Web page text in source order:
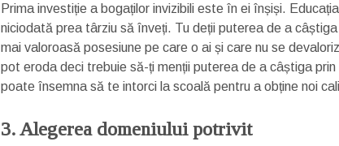
Prima investiție a bogaților invizibili este în ei înșiși.
niciodată prea târziu să înveți. Tu deții puterea de a
mai valoroasă posesiune pe care o ai și care nu se
pot eroda deci trebuie să-ți menții puterea de a câștiga
poate însemna să te intorci la scoală pentru a obține noi
3. Alegerea domeniului potrivit